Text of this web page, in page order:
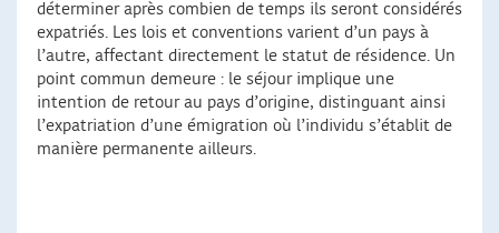
déterminer après combien de temps ils seront considérés
expatriés. Les lois et conventions varient d’un pays à
l’autre, affectant directement le statut de résidence. Un
point commun demeure : le séjour implique une
intention de retour au pays d’origine, distinguant ainsi
l’expatriation d’une émigration où l’individu s’établit de
manière permanente ailleurs.